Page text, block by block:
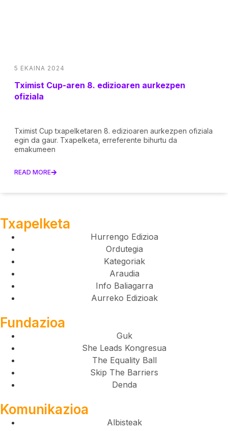
5 EKAINA 2024
Tximist Cup-aren 8. edizioaren aurkezpen
ofiziala
Tximist Cup txapelketaren 8. edizioaren aurkezpen ofiziala
egin da gaur. Txapelketa, erreferente bihurtu da
emakumeen
READ MORE
Txapelketa
Hurrengo Edizioa
Ordutegia
Kategoriak
Araudia
Info Baliagarra
Aurreko Edizioak
Fundazioa
Guk
She Leads Kongresua
The Equality Ball
Skip The Barriers
Denda
Komunikazioa
Albisteak